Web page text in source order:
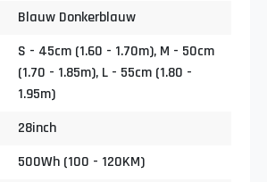
Blauw Donkerblauw
S - 45cm (1.60 - 1.70m), M - 50cm
(1.70 - 1.85m), L - 55cm (1.80 -
1.95m)
28inch
500Wh (100 - 120KM)